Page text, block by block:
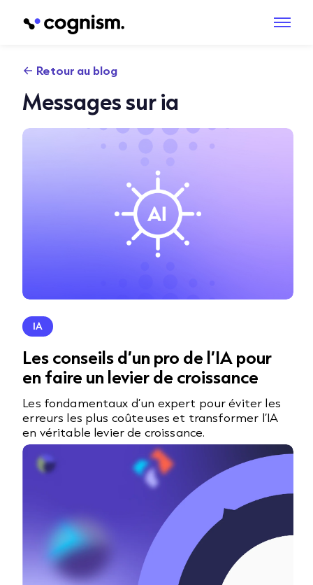
Retour au blog
Messages sur ia
IA
Les conseils d’un pro de l’IA pour
en faire un levier de croissance
Les fondamentaux d’un expert pour éviter les
erreurs les plus coûteuses et transformer l’IA
en véritable levier de croissance.